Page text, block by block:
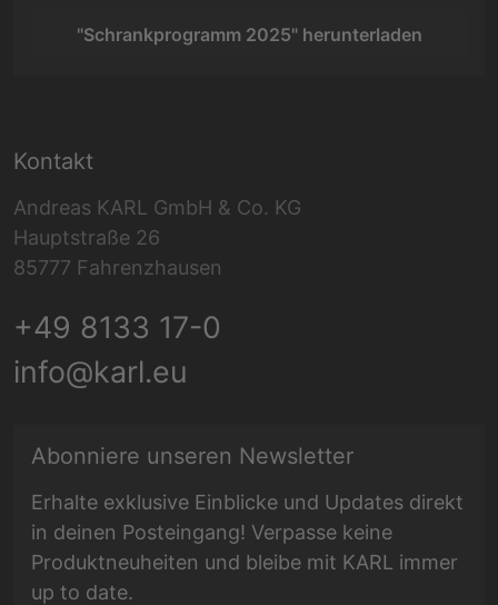
"Schrankprogramm 2025" herunterladen
Kontakt
Andreas KARL GmbH & Co. KG
Hauptstraße 26
85777 Fahrenzhausen
+49 8133 17-0
info@karl.eu
Abonniere unseren Newsletter
Erhalte exklusive Einblicke und Updates direkt
in deinen Posteingang! Verpasse keine
Produktneuheiten und bleibe mit KARL immer
up to date.
E-Mail Adresse